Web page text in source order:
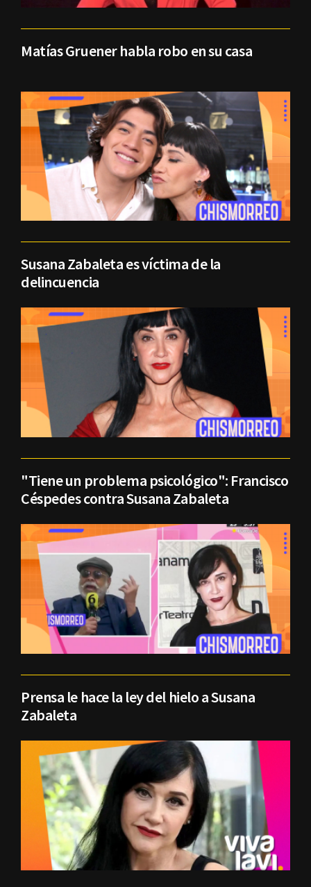
Matías Gruener habla robo en su casa
Susana Zabaleta es víctima de la
delincuencia
"Tiene un problema psicológico": Francisco
Céspedes contra Susana Zabaleta
Prensa le hace la ley del hielo a Susana
Zabaleta